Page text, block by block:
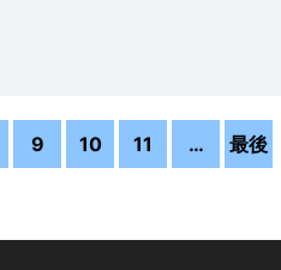
9 10 11 … 最後